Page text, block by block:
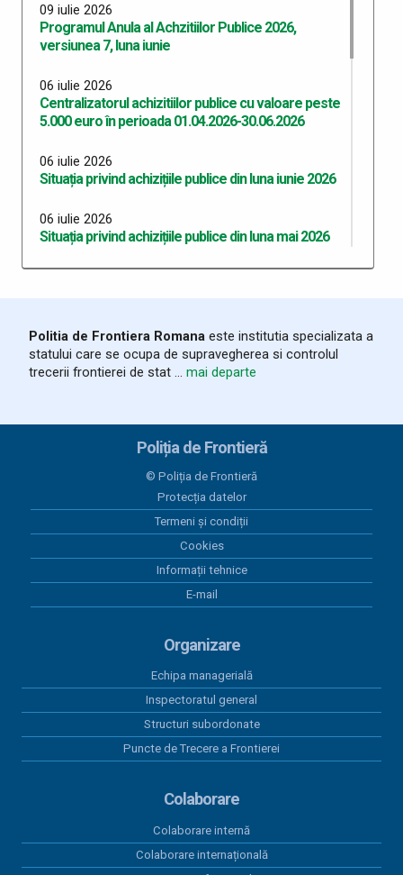
09 iulie 2026
Programul Anula al Achzitiilor Publice 2026,
versiunea 7, luna iunie
06 iulie 2026
Centralizatorul achizitiilor publice cu valoare peste
5.000 euro în perioada 01.04.2026-30.06.2026
06 iulie 2026
Situația privind achizițiile publice din luna iunie 2026
06 iulie 2026
Situația privind achizițiile publice din luna mai 2026
06 iulie 2026
Situația privind achizițiile publice din luna martie
2026
Program Anual Achiziții Publice 2026 - versiunea 06
Programul Anual al Achizițiilor Publice 2026 -
Centralizatorul achizițiilor publice finalizate prin
încheieri de contracte cu valoare peste 5.000 euro
în perioada 01.01.2026-31.03.2026
Program anual achiziții publice 2026 - versiunea 01
Program anual achiziții publice 2026 - versiunea 04
Politia de Frontiera Romana este institutia specializata a
statului care se ocupa de supravegherea si controlul
trecerii frontierei de stat ... mai departe
Poliția de Frontieră
© Poliția de Frontieră
Protecția datelor
Termeni și condiții
Cookies
Informații tehnice
E-mail
Organizare
Echipa managerială
Inspectoratul general
Structuri subordonate
Puncte de Trecere a Frontierei
Colaborare
Colaborare internă
Colaborare internațională